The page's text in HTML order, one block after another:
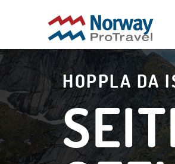
HOPPLA DA